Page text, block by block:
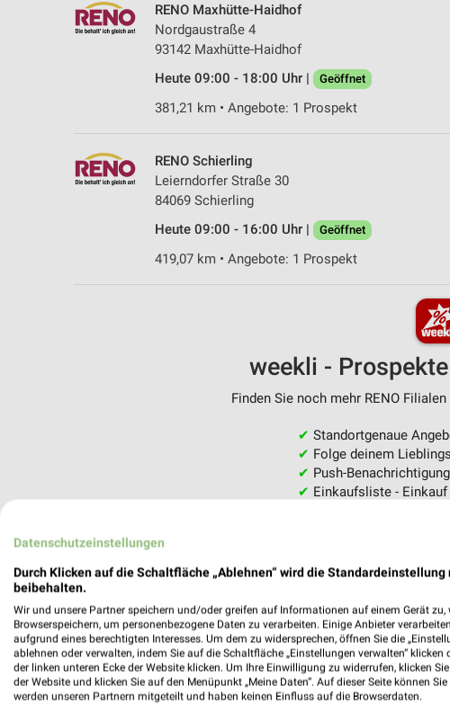
RENO Maxhütte-Haidhof
Nordgaustraße 4
93142 Maxhütte-Haidhof
Heute 09:00 - 18:00 Uhr |
Geöffnet
381,21 km • Angebote: 1 Prospekt
RENO Schierling
Leierndorfer Straße 30
84069 Schierling
Heute 09:00 - 16:00 Uhr |
Geöffnet
419,07 km • Angebote: 1 Prospekt
weekli -
Finden Sie noch mehr RENO
✔ Standortgenaue
✔ Folge deinem
✔ Push-
✔ Einkaufsliste -
Nutze weekli auch mobil – App
Datenschutzeinstellungen
Durch Klicken auf die Schaltfläche „Ablehnen“ wird die
beibehalten.
Wir und unsere Partner speichern und/oder greifen auf Informationen auf einem Gerät zu,
Browserspeichern, um personenbezogene Daten zu verarbeiten. Einige Anbieter
aufgrund eines berechtigten Interesses. Um dem zu widersprechen, öffnen Sie die
ablehnen oder verwalten, indem Sie auf die Schaltfläche „Einstellungen verwalten“
der linken unteren Ecke der Website klicken. Um Ihre Einwilligung zu widerrufen, klicken
der Website und klicken Sie auf den Menüpunkt „Meine Daten“. Auf dieser Seite können
werden unseren Partnern mitgeteilt und haben keinen Einfluss auf die Browserdaten.